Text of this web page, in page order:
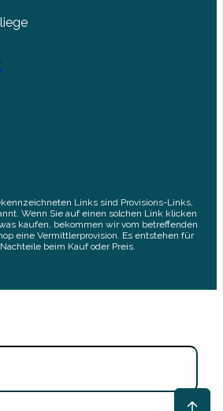
Links sind Provisions-Links,
Wenn Sie auf einen solchen Link klicken
kaufen, bekommen wir vom betreffenden
eine Vermittlerprovision. Es entstehen für
beim Kauf oder Preis.